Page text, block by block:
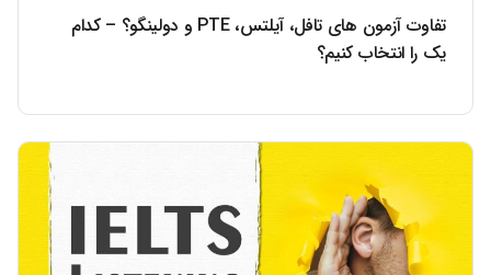
تفاوت آزمون‌ های تافل، آیلتس، PTE و دولینگو؟ – کدام
یک را انتخاب کنیم؟